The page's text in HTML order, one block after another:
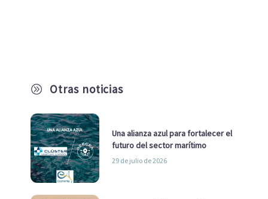
A Otras noticias
Una alianza azul para fortalecer el
futuro del sector marítimo
29 de julio de 2026